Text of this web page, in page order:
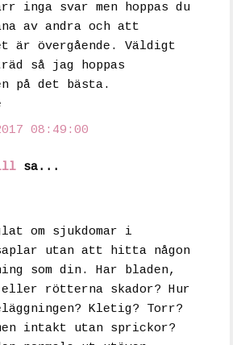
inga svar men hoppas du
av andra och att
är övergående. Väldigt
så jag hoppas
på det bästa.
08:49:00
sa...
om sjukdomar i
utan att hitta någon
som din. Har bladen,
eller rötterna skador? Hur
Kletig? Torr?
intakt utan sprickor?